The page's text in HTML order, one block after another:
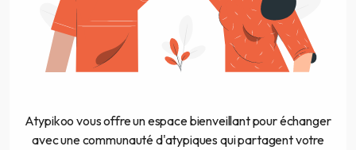
Atypikoo vous offre un espace bienveillant pour échanger
avec une communauté d'atypiques qui partagent votre